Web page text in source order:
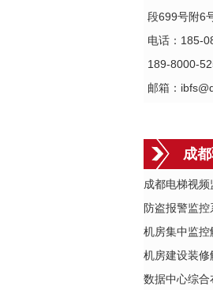
段699号附6
电话：185-
189-8000-
邮箱：
成
成都电梯视
防盗报警监控
机房集中监控
机房建设装修
数据中心综合